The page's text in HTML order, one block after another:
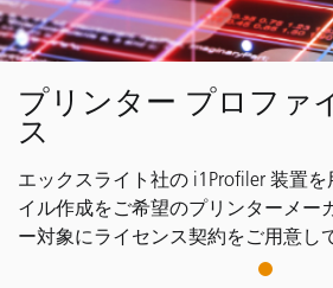
プリンター プロファ
ス
エックスライト社の i1Profiler 装置
イル作成をご希望のプリンターメー
ー対象にライセンス契約をご用意し
1